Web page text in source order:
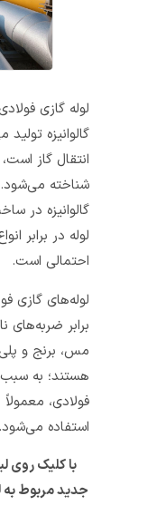
لوله گازی فولادی،
گالوانیزه تولید
انتقال گاز است، با نام
شناخته می‌شود. علت
گالوانیزه در ساخت این
لوله در برابر انواع
احتمالی است.
لوله‌های گازی فولادی با
برابر ضربه‌های ناگهانی
مس، برنج و پلی‌اتیلن
هستند؛ به سبب همین
فولادی، معمولاً در
استفاده می‌شود.
با کلیک روی لینک «
جدید مربوط به لوله‌ی